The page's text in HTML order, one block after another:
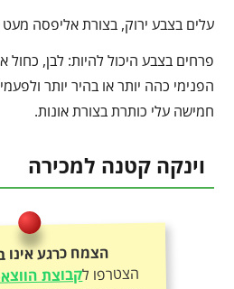
עלים בצבע ירוק, בצורת אליפסה
פרחים בצבע היכול להיות: לבן, כחול
הפנימי כהה יותר או בהיר יותר
חמישה עלי כותרת בצורת אונות.
וינקה קטנה למכירה
הצמח כרגע אינו
הצטרפו לקבוצת